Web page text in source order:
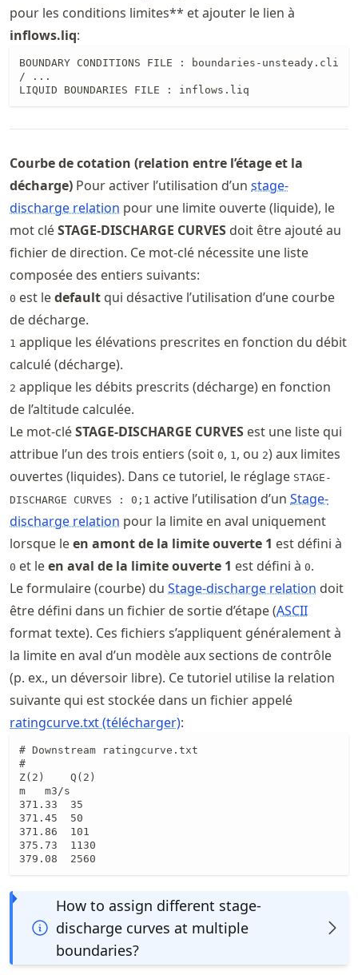
pour les conditions limites** et ajouter le lien à
inflows.liq:
BOUNDARY CONDITIONS FILE : boundaries-unsteady.cli
/ ...
LIQUID BOUNDARIES FILE : inflows.liq
Courbe de cotation (relation entre l’étage et la
décharge) Pour activer l’utilisation d’un stage-
discharge relation pour une limite ouverte (liquide), le
mot cléSTAGE-DISCHARGE CURVES doit être ajouté au
fichier de direction. Ce mot-clé nécessite une liste
composée des entiers suivants:
0 est ledefault qui désactive l’utilisation d’une courbe
de décharge.
1 applique les élévations prescrites en fonction du débit
calculé (décharge).
2 applique les débits prescrits (décharge) en fonction
de l’altitude calculée.
Le mot-cléSTAGE-DISCHARGE CURVES est une liste qui
attribue l’un des trois entiers (soit 0, 1 , ou 2) aux limites
ouvertes (liquides). Dans ce tutoriel, le réglage STAGE-
DISCHARGE CURVES : 0;1 active l’utilisation d’un Stage-
discharge relation pour la limite en aval uniquement
lorsque leen amont de la limite ouverte 1 est défini à
0 et leen aval de la limite ouverte 1 est défini à 0.
Le formulaire (courbe) du Stage-discharge relation doit
être défini dans un fichier de sortie d’étape (ASCII
format texte). Ces fichiers s’appliquent généralement à
la limite en aval d’un modèle aux sections de contrôle
(p. ex., un déversoir libre). Ce tutoriel utilise la relation
suivante qui est stockée dans un fichier appelé
ratingcurve.txt (télécharger):
# Downstream ratingcurve.txt
#
Z(2)	Q(2)
m	m3/s
371.33	35
371.45	50
371.86	101
375.73	1130
379.08	2560
How to assign different stage-
discharge curves at multiple
boundaries?